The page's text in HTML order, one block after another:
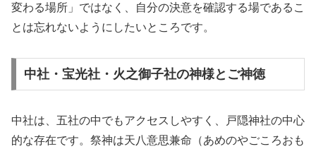
変わる場所」ではなく、自分の決意を確認する場であるこ
とは忘れないようにしたいところです。
中社・宝光社・火之御子社の神様とご神徳
中社は、五社の中でもアクセスしやすく、戸隠神社の中心
的な存在です。祭神は天八意思兼命（あめのやごころおも